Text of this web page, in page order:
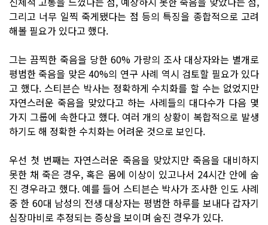
그리고 너무 일찍 죽게됐다는 점 등의 특징을 종합적으로 고려
해볼 필요가 있다고 했다.
그는 끔찍한 죽음을 당한 60% 가량의 조사 대상자와는 별개로
평범한 죽음을 맞은 40%의 연구 사례 역시 검토할 필요가 있다
고 했다. 스티븐슨 박사는 정확하게 수치화를 할 수는 없었지만
자연스러운 죽음을 맞았다고 하는 사례들의 대다수가 다음 몇
가지 그룹에 속한다고 했다. 여러 개의 상황이 복합적으로 발생
하기도 해 정확한 수치화는 어려운 것으로 보인다.
우선 첫 번째는 자연스러운 죽음을 맞았지만 죽음을 대비하지
못한 채 죽은 경우, 혹은 몸에 이상이 있고나서 24시간 안에 숨
진 경우라고 했다. 예를 들어 스티븐슨 박사가 조사한 인도 사례
중 한 60대 남성의 전생 대상자는 평범한 하루를 보내다 갑자기
심장마비로 추정되는 증상을 보이며 숨진 경우가 있다.